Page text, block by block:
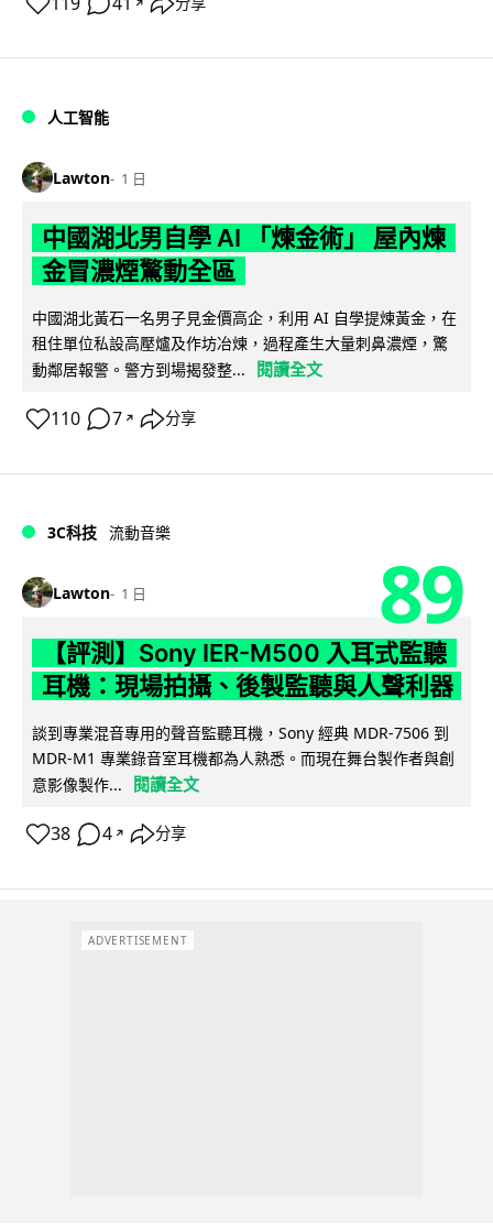
人工智能
Lawton 1 日
中國湖北男自學 AI 「煉金術」 屋內煉
金冒濃煙驚動全區
中國湖北黃石一名男子見金價高企，利用 AI 自學提煉黃金，在
租住單位私設高壓爐及作坊冶煉，過程產生大量刺鼻濃煙，驚
動鄰居報警。警方到場揭發整...
閱讀全文
110 7 ↗ 分享
3C科技 流動音樂
Lawton 1 日 89
【評測】Sony IER-M500 入耳式監聽
耳機：現場拍攝、後製監聽與人聲利器
談到專業混音專用的聲音監聽耳機，Sony 經典 MDR-7506 到
MDR-M1 專業錄音室耳機都為人熟悉。而現在舞台製作者與創
意影像製作...
閱讀全文
38 4 ↗ 分享
ADVERTISEMENT